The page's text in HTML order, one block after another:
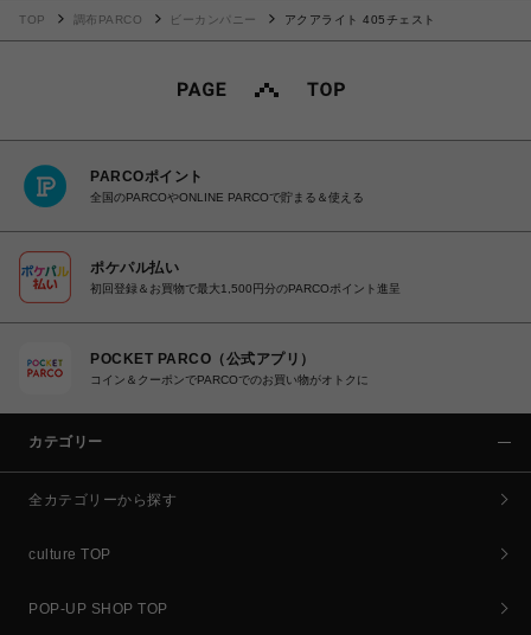
TOP 調布PARCO ビーカンパニー アクアライト 405チェスト
PARCOポイント
全国のPARCOやONLINE PARCOで貯まる＆使える
ポケパル払い
初回登録＆お買物で最大1,500円分のPARCOポイント進呈
POCKET PARCO（公式アプリ）
コイン＆クーポンでPARCOでのお買い物がオトクに
カテゴリー
全カテゴリーから探す
culture TOP
POP-UP SHOP TOP